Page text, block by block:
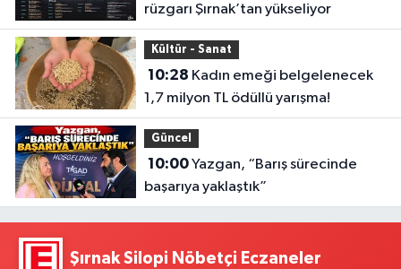
rüzgarı Şırnak’tan yükseliyor
Kültür - Sanat
10:28
1,7 milyon TL ödüllü yarışma!
Güncel
10:00Yazgan, “Barış sürecinde
başarıya yaklaştık”
Şırnak Silopi Nöbetçi Eczaneler